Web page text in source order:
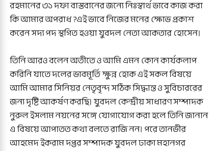
রহমানের ৩১ দফা বাস্তবানের জন্যে নিঃস্বার্থ ভাবে কাজ করা
কি আমার অপরাধ ?এই ভাবে নিজের মনের ক্ষোভ প্রকাশ
করেন সদ্য পদ স্থগিত হওয়া যুবদল নেতা আকতার হোসেন।
তিনি আরও বলেন অতীতে ও আমি এমন কোন কার্যকলাপ
করিনি যাতে দলের ভাবমূর্তি ক্ষুন্ন হোক এই সকল বিষয়ে
আমি আমার সিনিয়র নেতৃবৃন্দ সঠিক সিদ্ধান্ত ও সুবিচাররের
জন্য দৃষ্টি আকর্ষণ করছি। যুবদল কেন্দ্রীয় সাধারণ সম্পাদক
নুরুল ইসলাম নয়নের সঙ্গে যোগাযোগ করা হলে তিনি জানান
এ বিষয়ে আপাতত কথা বলতে রাজি নন। পরে তানভীর
আহমেদ ইকরাম দপ্তর সম্পাদক যুবদল ঢাকা মহানগর